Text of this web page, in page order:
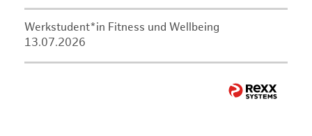
Werkstudent*in Fitness und Wellbeing
13.07.2026